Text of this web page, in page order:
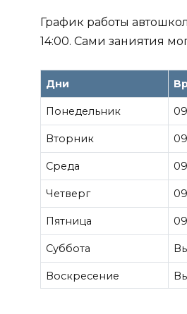
График работы
14:00. Сами заниятия
Дни
Понедельник
Вторник
Среда
Четверг
Пятница
Суббота
Воскресение